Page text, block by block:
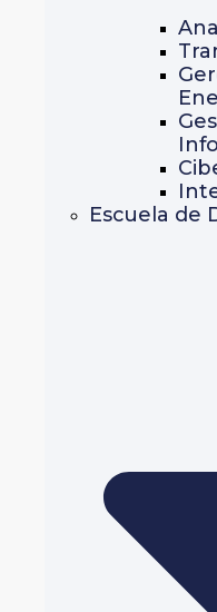
Escuela de